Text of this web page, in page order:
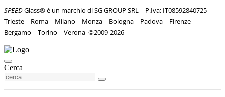
SPEEDGlass® è un marchio di SG GROUP SRL – P.Iva: IT08592840725–
Trieste – Roma – Milano – Monza – Bologna – Padova – Firenze –
Bergamo – Torino – Verona ©2009-2026
Cerca